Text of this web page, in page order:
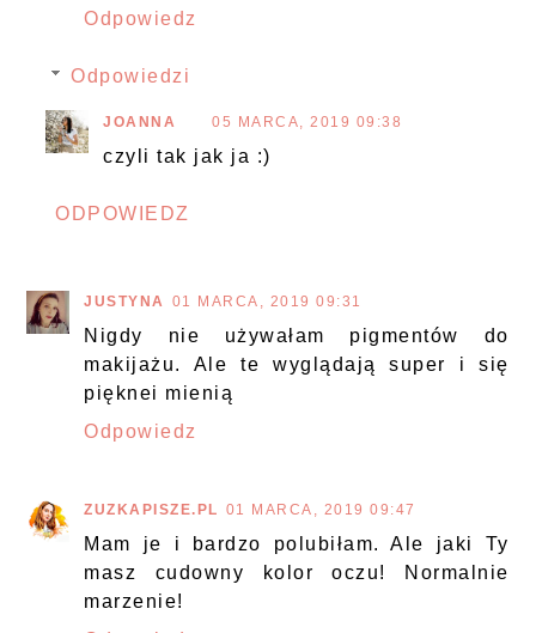
Odpowiedz
Odpowiedzi
JOANNA 05 MARCA, 2019 09:38
czyli tak jak ja :)
ODPOWIEDZ
JUSTYNA 01 MARCA, 2019 09:31
Nigdy nie używałam pigmentów do
makijażu. Ale te wyglądają super i się
pięknei mienią
Odpowiedz
ZUZKAPISZE.PL 01 MARCA, 2019 09:47
Mam je i bardzo polubiłam. Ale jaki Ty
masz cudowny kolor oczu! Normalnie
marzenie!